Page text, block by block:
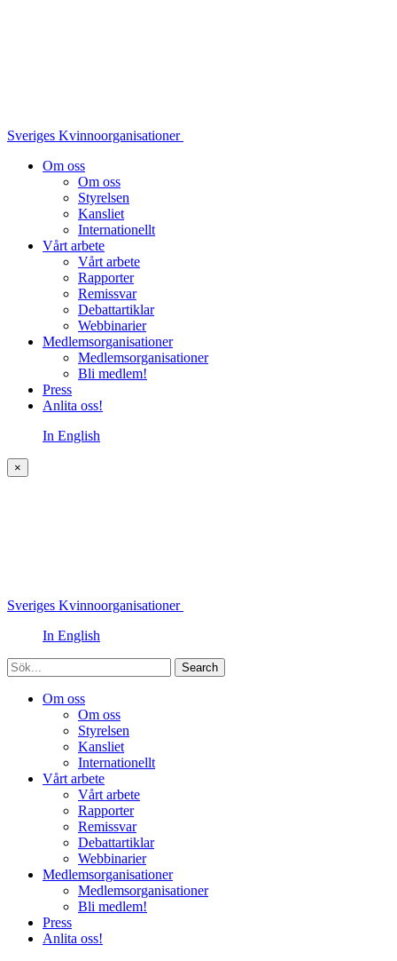
Sveriges Kvinnoorganisationer
Om oss
Om oss
Styrelsen
Kansliet
Internationellt
Vårt arbete
Vårt arbete
Rapporter
Remissvar
Debattartiklar
Webbinarier
Medlemsorganisationer
Medlemsorganisationer
Bli medlem!
Press
Anlita oss!
In English
×
Sveriges Kvinnoorganisationer
In English
Sök
Om oss
Om oss
Styrelsen
Kansliet
Internationellt
Vårt arbete
Vårt arbete
Rapporter
Remissvar
Debattartiklar
Webbinarier
Medlemsorganisationer
Medlemsorganisationer
Bli medlem!
Press
Anlita oss!